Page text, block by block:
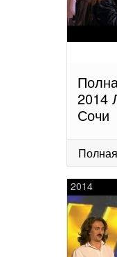
2014
Сочи
2014